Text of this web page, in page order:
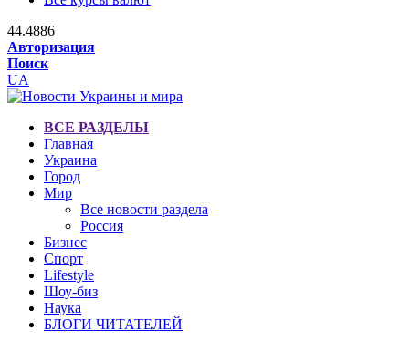
44.4886
Авторизация
Поиск
UA
ВСЕ РАЗДЕЛЫ
Главная
Украина
Город
Мир
Все новости раздела
Россия
Бизнес
Спорт
Lifestyle
Шоу-биз
Наука
БЛОГИ ЧИТАТЕЛЕЙ